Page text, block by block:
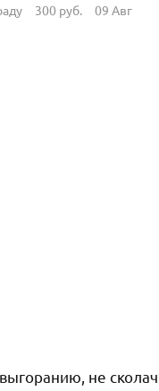
300 руб. 09 Авг
не